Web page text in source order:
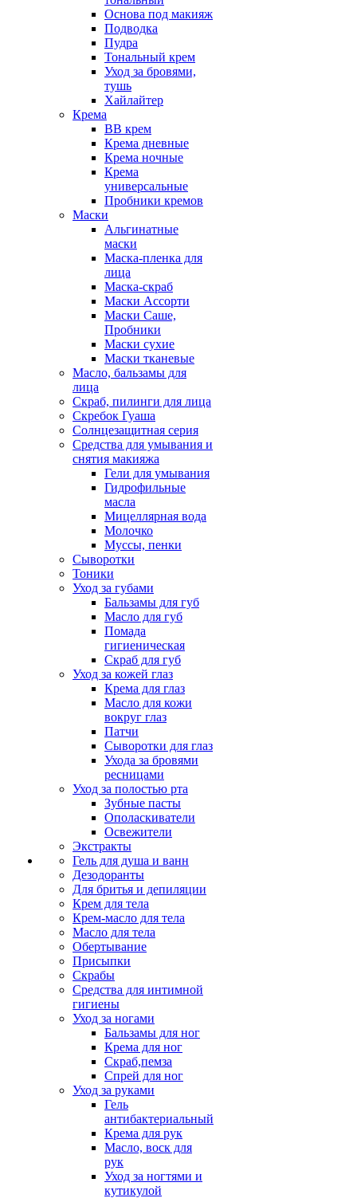
Основа под макияж
Подводка
Пудра
Тональный крем
Уход за бровями,
тушь
Хайлайтер
Крема
ВВ крем
Крема дневные
Крема ночные
Крема
универсальные
Пробники кремов
Маски
Альгинатные
маски
Маска-пленка для
лица
Маска-скраб
Маски Ассорти
Маски Саше,
Пробники
Маски сухие
Маски тканевые
Масло, бальзамы для
лица
Скраб, пилинги для лица
Скребок Гуаша
Солнцезащитная серия
Средства для умывания и
снятия макияжа
Гели для умывания
Гидрофильные
масла
Мицеллярная вода
Молочко
Муссы, пенки
Сыворотки
Тоники
Уход за губами
Бальзамы для губ
Масло для губ
Помада
гигиеническая
Скраб для губ
Уход за кожей глаз
Крема для глаз
Масло для кожи
вокруг глаз
Патчи
Сыворотки для глаз
Ухода за бровями
ресницами
Уход за полостью рта
Зубные пасты
Ополаскиватели
Освежители
Экстракты
Гель для душа и ванн
Дезодоранты
Для бритья и депиляции
Крем для тела
Крем-масло для тела
Масло для тела
Обертывание
Присыпки
Скрабы
Средства для интимной
гигиены
Уход за ногами
Бальзамы для ног
Крема для ног
Скраб,пемза
Спрей для ног
Уход за руками
Гель
антибактериальный
Крема для рук
Масло, воск для
рук
Уход за ногтями и
кутикулой